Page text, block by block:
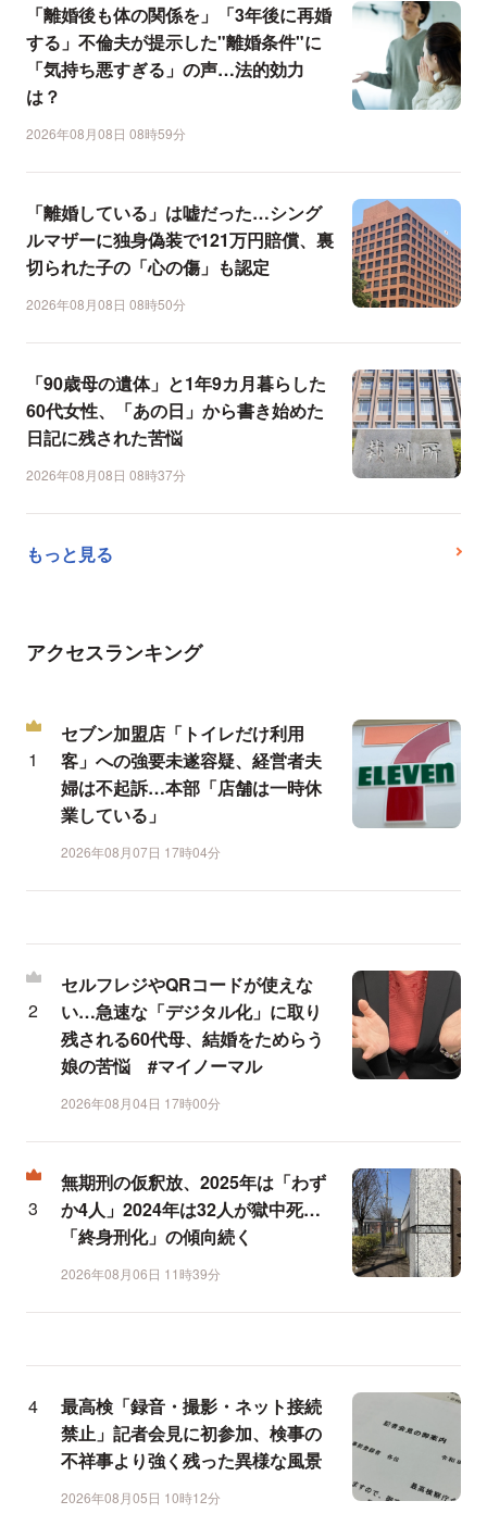
「離婚後も体の関係を」「3年後に再婚
する」不倫夫が提示した"離婚条件"に
「気持ち悪すぎる」の声…法的効力
は？
2026年08月08日 08時59分
「離婚している」は嘘だった…シング
ルマザーに独身偽装で121万円賠償、裏
切られた子の「心の傷」も認定
2026年08月08日 08時50分
「90歳母の遺体」と1年9カ月暮らした
60代女性、「あの日」から書き始めた
日記に残された苦悩
2026年08月08日 08時37分
もっと見る
アクセスランキング
セブン加盟店「トイレだけ利用
客」への強要未遂容疑、経営者夫
婦は不起訴…本部「店舗は一時休
業している」
2026年08月07日 17時04分
セルフレジやQRコードが使えな
い…急速な「デジタル化」に取り
残される60代母、結婚をためらう
娘の苦悩 #マイノーマル
2026年08月04日 17時00分
無期刑の仮釈放、2025年は「わず
か4人」2024年は32人が獄中死…
「終身刑化」の傾向続く
2026年08月06日 11時39分
最高検「録音・撮影・ネット接続
禁止」記者会見に初参加、検事の
不祥事より強く残った異様な風景
2026年08月05日 10時12分